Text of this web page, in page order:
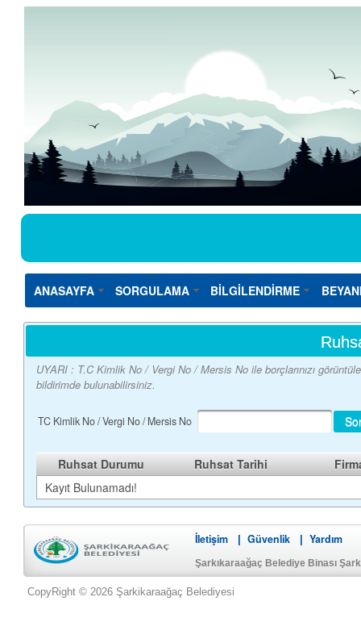
ANASAYFA SORGULAMA BİLGİLENDİRME
UYARI : T.C Kimlik No / Vergi No / Mersis No ile borçlarınızı
bildirimde bulunabilirsiniz.
TC Kimlik No / Vergi No / Mersis No
Ruhsat Durumu Ruhsat Tarihi
Kayıt Bulunamadı!
İletişim Güvenlik Yardım
Şarkıkaraağaç Belediye Binası
CopyRight © 2026 Şarkikaraağaç Belediyesi